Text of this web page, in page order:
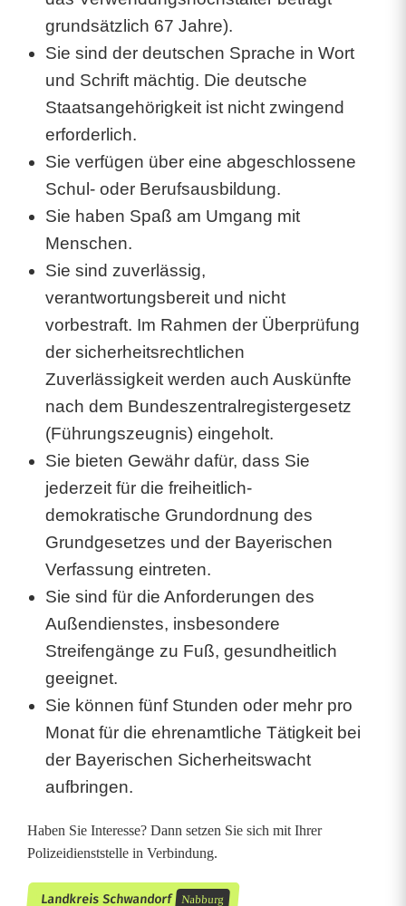
grundsätzlich 67 Jahre).
Sie sind der deutschen Sprache in Wort
und Schrift mächtig. Die deutsche
Staatsangehörigkeit ist nicht zwingend
erforderlich.
Sie verfügen über eine abgeschlossene
Schul- oder Berufsausbildung.
Sie haben Spaß am Umgang mit
Menschen.
Sie sind zuverlässig,
verantwortungsbereit und nicht
vorbestraft. Im Rahmen der Überprüfung
der sicherheitsrechtlichen
Zuverlässigkeit werden auch Auskünfte
nach dem Bundeszentralregistergesetz
(Führungszeugnis) eingeholt.
Sie bieten Gewähr dafür, dass Sie
jederzeit für die freiheitlich-
demokratische Grundordnung des
Grundgesetzes und der Bayerischen
Verfassung eintreten.
Sie sind für die Anforderungen des
Außendienstes, insbesondere
Streifengänge zu Fuß, gesundheitlich
geeignet.
Sie können fünf Stunden oder mehr pro
Monat für die ehrenamtliche Tätigkeit bei
der Bayerischen Sicherheitswacht
aufbringen.
Haben Sie Interesse? Dann setzen Sie sich mit Ihrer
Polizeidienststelle in Verbindung.
Landkreis Schwandorf Nabburg